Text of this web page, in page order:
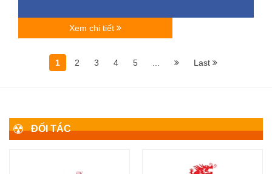
Xem chi tiết
1 2 3 4 5 ... Last
ĐỐI TÁC